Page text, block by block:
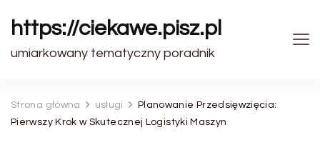
https://ciekawe.pisz.pl
umiarkowany tematyczny poradnik
Strona główna usługi
Planowanie Przedsięwzięcia:
Pierwszy Krok w Skutecznej Logistyki Maszyn